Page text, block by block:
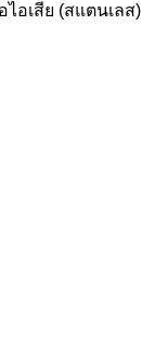
อเสีย (สแตนเลส)